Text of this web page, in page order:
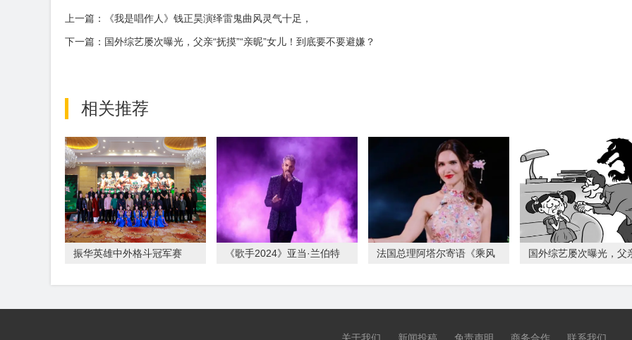
上一篇：《我是唱作人》钱正昊演绎雷鬼曲风灵气十足，
下一篇：国外综艺屡次曝光，父亲“抚摸”“亲昵”女儿！到底要不要避嫌？
相关推荐
振华英雄中外格斗冠军赛
《歌手2024》亚当·兰伯特
法国总理阿塔尔寄语《乘风
国外综艺屡次曝光，父